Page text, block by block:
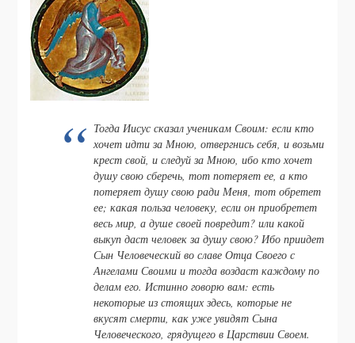
Тогда Иисус сказал ученикам Своим: если кто
хочет идти за Мною, отвергнись себя, и возьми
крест свой, и следуй за Мною, ибо кто хочет
душу свою сберечь, тот потеряет ее, а кто
потеряет душу свою ради Меня, тот обретет
ее; какая польза человеку, если он приобретет
весь мир, а душе своей повредит? или какой
выкуп даст человек за душу свою? Ибо приидет
Сын Человеческий во славе Отца Своего с
Ангелами Своими и тогда воздаст каждому по
делам его. Истинно говорю вам: есть
некоторые из стоящих здесь, которые не
вкусят смерти, как уже увидят Сына
Человеческого, грядущего в Царствии Своем.